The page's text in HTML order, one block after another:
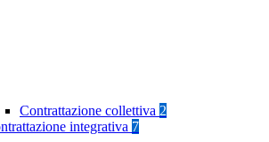
Contrattazione collettiva 2
integrativa 7